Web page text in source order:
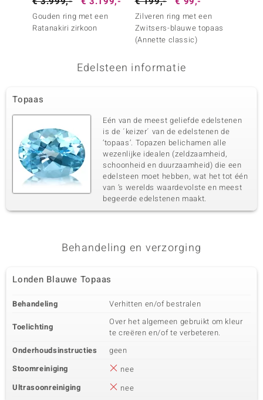
Gouden ring met een
Ratanakiri zirkoon
Zilveren ring met een
Zwitsers-blauwe topaas
(Annette classic)
Edelsteen informatie
Topaas
Eén van de meest geliefde edelstenen
is de ´keizer´ van de edelstenen de
‘topaas’. Topazen belichamen alle
wezenlijke idealen (zeldzaamheid,
schoonheid en duurzaamheid) die een
edelsteen moet hebben, wat het tot één
van ’s werelds waardevolste en meest
begeerde edelstenen maakt.
Behandeling en verzorging
Londen Blauwe Topaas
Behandeling Verhitten en/of bestralen
Toelichting
Over het algemeen gebruikt om kleur
te creëren en/of te verbeteren.
Onderhoudsinstructies
geen
Stoomreiniging
nee
Ultrasoonreiniging
nee